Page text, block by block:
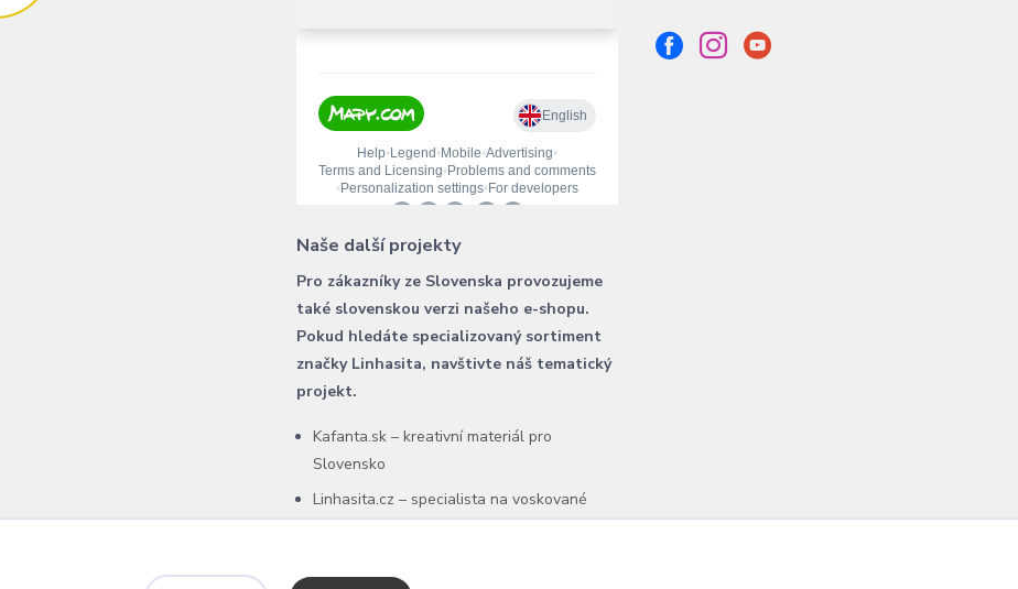
Naše další projekty
Pro zákazníky ze Slovenska provozujeme
také slovenskou verzi našeho e-shopu.
Pokud hledáte specializovaný sortiment
značky Linhasita, navštivte náš tematický
projekt.
Kafanta.sk – kreativní materiál pro
Slovensko
Linhasita.cz – specialista na voskované
šňůry Linhasita